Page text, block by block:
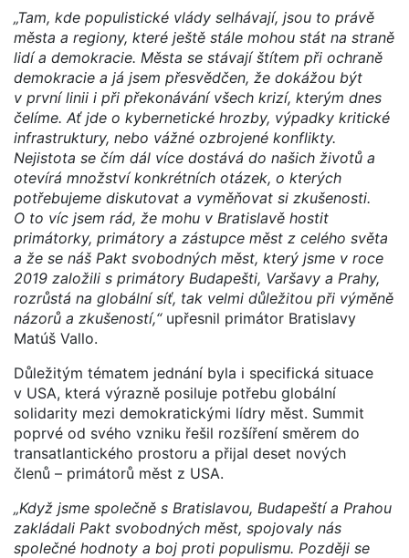
„Tam, kde populistické vlády selhávají, jsou to právě
města a regiony, které ještě stále mohou stát na straně
lidí a demokracie. Města se stávají štítem při ochraně
demokracie a já jsem přesvědčen, že dokážou být
v první linii i při překonávání všech krizí, kterým dnes
čelíme. Ať jde o kybernetické hrozby, výpadky kritické
infrastruktury, nebo vážné ozbrojené konflikty.
Nejistota se čím dál více dostává do našich životů a
otevírá množství konkrétních otázek, o kterých
potřebujeme diskutovat a vyměňovat si zkušenosti.
O to víc jsem rád, že mohu v Bratislavě hostit
primátorky, primátory a zástupce měst z celého světa
a že se náš Pakt svobodných měst, který jsme v roce
2019 založili s primátory Budapešti, Varšavy a Prahy,
rozrůstá na globální síť, tak velmi důležitou při výměně
názorů a zkušeností,“upřesnil primátor Bratislavy
Matúš Vallo.
Důležitým tématem jednání byla i specifická situace
v USA, která výrazně posiluje potřebu globální
solidarity mezi demokratickými lídry měst. Summit
poprvé od svého vzniku řešil rozšíření směrem do
transatlantického prostoru a přijal deset nových
členů – primátorů měst z USA.
„Když jsme společně s Bratislavou, Budapeští a Prahou
zakládali Pakt svobodných měst, spojovaly nás
společné hodnoty a boj proti populismu. Později se